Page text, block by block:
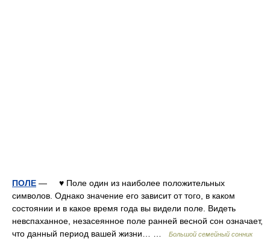
ПОЛЕ — ♥ Поле один из наиболее положительных
символов. Однако значение его зависит от того, в каком
состоянии и в какое время года вы видели поле. Видеть
невспаханное, незасеянное поле ранней весной сон означает,
что данный период вашей жизни… …
Большой семейный сонник